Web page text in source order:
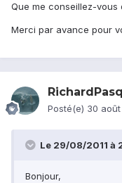
Que me conseillez-vous
Merci par avance pour
Posté(e) 30 août
Le 29/08/2011 à
Bonjour,